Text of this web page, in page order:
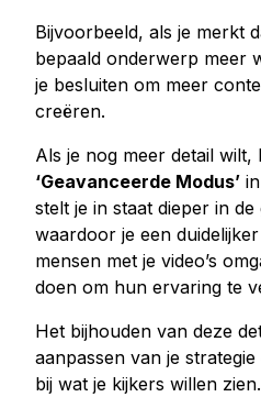
Bijvoorbeeld, als je merkt
bepaald onderwerp meer
je besluiten om meer
creëren.
Als je nog meer detail wilt,
‘Geavanceerde Modus’
stelt je in staat dieper in
waardoor je een
mensen met je video’s
doen om hun ervaring te
Het bijhouden van deze
aanpassen van je
bij wat je kijkers willen zien.